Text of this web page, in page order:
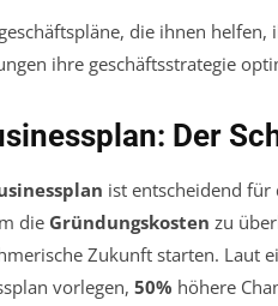
Der
ist entscheidend für
die Gründungskosten zu
Zukunft starten. Laut
vorlegen, 50% höhere